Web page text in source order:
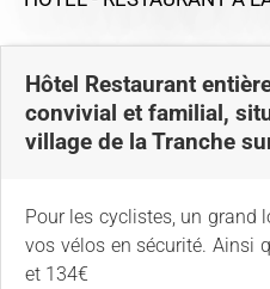
Hôtel Restaurant
convivial et familial,
village de la Tranche
Pour les cyclistes, un grand
vos vélos en sécurité. Ainsi
et 134€